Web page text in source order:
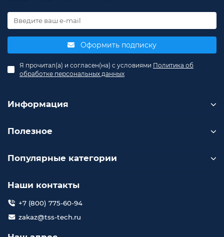
Оформить подписку
Я прочитал(а) и согласен(на) с условиями Политика об
обработке персональных данных
Информация
Полезное
Популярные категории
Наши контакты
+7 (800) 775-60-94
zakaz@tss-tech.ru